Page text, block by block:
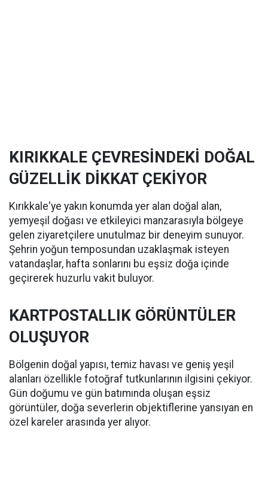
KIRIKKALE ÇEVRESİNDEKİ DOĞAL
GÜZELLİK DİKKAT ÇEKİYOR
Kırıkkale'ye yakın konumda yer alan doğal alan,
yemyeşil doğası ve etkileyici manzarasıyla bölgeye
gelen ziyaretçilere unutulmaz bir deneyim sunuyor.
Şehrin yoğun temposundan uzaklaşmak isteyen
vatandaşlar, hafta sonlarını bu eşsiz doğa içinde
geçirerek huzurlu vakit buluyor.
KARTPOSTALLIK GÖRÜNTÜLER
OLUŞUYOR
Bölgenin doğal yapısı, temiz havası ve geniş yeşil
alanları özellikle fotoğraf tutkunlarının ilgisini çekiyor.
Gün doğumu ve gün batımında oluşan eşsiz
görüntüler, doğa severlerin objektiflerine yansıyan en
özel kareler arasında yer alıyor.